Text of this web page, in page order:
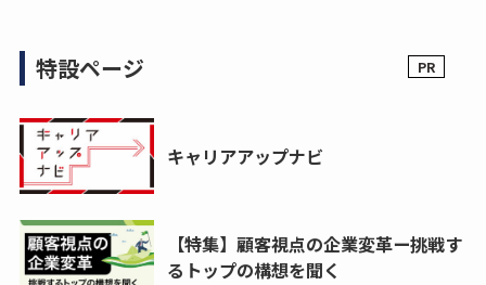
特設ページ
キャリアアップナビ
【特集】顧客視点の企業変革ー挑戦す
るトップの構想を聞く